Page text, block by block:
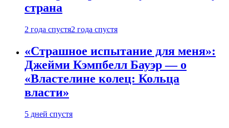
страна
2 года спустя2 года спустя
«Страшное испытание для меня»:
Джейми Кэмпбелл Бауэр — о
«Властелине колец: Кольца
власти»
5 дней спустя